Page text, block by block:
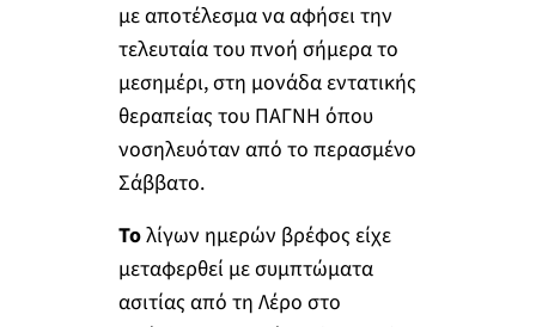
με αποτέλεσμα να αφήσει την
τελευταία του πνοή σήμερα το
μεσημέρι, στη μονάδα εντατικής
θεραπείας του ΠΑΓΝΗ όπου
νοσηλευόταν από το περασμένο
Σάββατο.
Τολίγων ημερών βρέφος είχε
μεταφερθεί με συμπτώματα
ασιτίας από τη Λέρο στο